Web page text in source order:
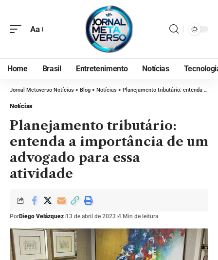
Aa
Home Brasil Entretenimento Notícias
Jornal Metaverso Notícias > Blog > Notícias > Planejamento tributário: entenda a importância de um advogado para essa atividade
Notícias
Planejamento tributário:
entenda a importância de um
advogado para essa
atividade
PorDiego Velázquez 13 de abril de 2023 4 Min de leitura